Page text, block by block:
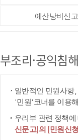
예산낭비신고
부조리·공익침
일반적인 민원사항
'민원'코너를 이용
우리부 관련 정책에
신문고]의 [민원신